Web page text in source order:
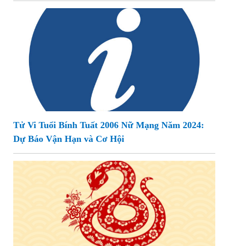
Tử Vi Tuổi Bính Tuất 2006 Nữ Mạng Năm 2024:
Dự Báo Vận Hạn và Cơ Hội